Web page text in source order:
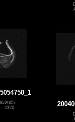
2005
: 2320